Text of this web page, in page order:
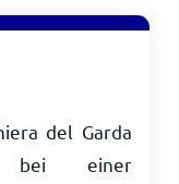
del Garda
einer